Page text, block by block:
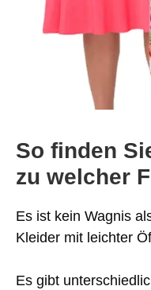
So finden
zu welcher
Es ist kein Wagnis
Kleider mit leichter
Es gibt